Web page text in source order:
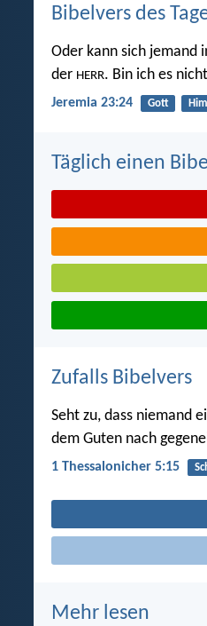
Bibelvers des
Oder kann sich jemand
der HERR. Bin ich es
Jeremia 23:24 Gott
Täglich einen
Zufalls Bibelvers
Seht zu, dass niemand
dem Guten nach
1 Thessalonicher 5:15
Mehr lesen